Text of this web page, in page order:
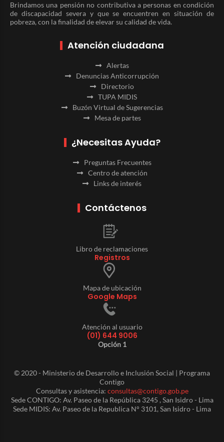
Brindamos una pensión no contributiva a personas en condición
de discapacidad severa y que se encuentren en situación de
pobreza, con la finalidad de elevar su calidad de vida.
Atención ciudadana
Alertas
Denuncias Anticorrupción
Directorio
TUPA MIDIS
Buzón Virtual de Sugerencias
Mesa de partes
¿Necesitas Ayuda?
Preguntas Frecuentes
Centro de atención
Links de interés
Contáctenos
Libro de reclamaciones
Registros
Mapa de ubicación
Google Maps
Atención al usuario
(01) 644 9006
Opción 1
© 2020 - Ministerio de Desarrollo e Inclusión Social | Programa
Contigo
Consultas y asistencia: consultas@contigo.gob.pe
Sede CONTIGO: Av. Paseo de la República 3245 , San Isidro - Lima
Sede MIDIS: Av. Paseo de la Republica N° 3101, San Isidro - Lima